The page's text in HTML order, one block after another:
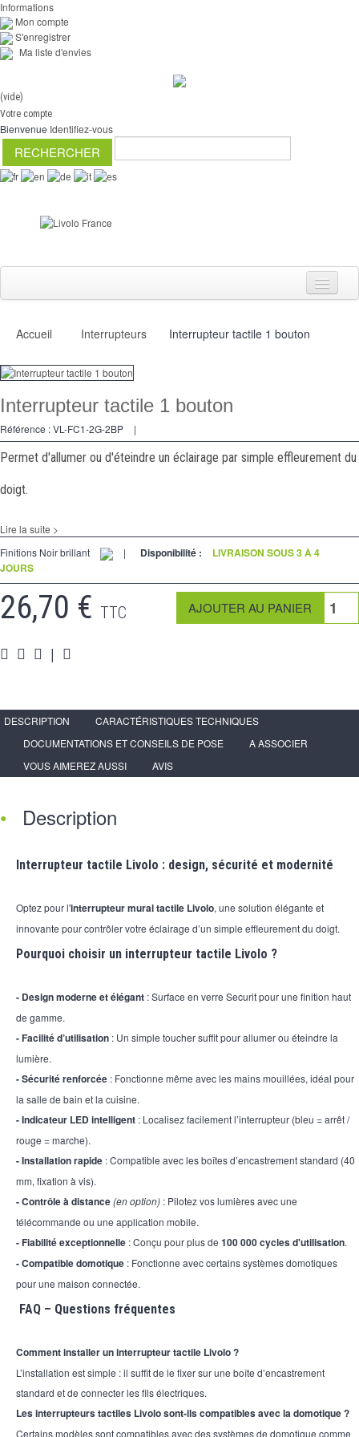
Informations
Mon compte
S'enregistrer
Ma liste d'envies
(vide)
Votre compte
Bienvenue Identifiez-vous
Interrupteurs
Variateurs
Va et Vients
Pièces
Supports
Espace Pro
Accueil Interrupteurs Interrupteur tactile 1 bouton
Interrupteur tactile 1 bouton
Référence :VL-FC1-2G-2BP |
Permet d'allumer ou d'éteindre un éclairage par simple effleurement du
doigt.
Lire la suite >
Finitions Noir brillant
| Disponibilité :
LIVRAISON SOUS 3 À 4
JOURS
26,70 € TTC
|
DESCRIPTION
CARACTÉRISTIQUES TECHNIQUES
DOCUMENTATIONS ET CONSEILS DE POSE
A ASSOCIER
VOUS AIMEREZ AUSSI
AVIS
Description
Interrupteur tactile Livolo : design, sécurité et modernité
Optez pour l'interrupteur mural tactile Livolo, une solution élégante et
innovante pour contrôler votre éclairage d’un simple effleurement du doigt.
Pourquoi choisir un interrupteur tactile Livolo ?
- Design moderne et élégant : Surface en verre Securit pour une finition haut
de gamme.
- Facilité d’utilisation : Un simple toucher suffit pour allumer ou éteindre la
lumière.
-Sécurité renforcée : Fonctionne même avec les mains mouillées, idéal pour
la salle de bain et la cuisine.
-Indicateur LED intelligent : Localisez facilement l’interrupteur (bleu = arrêt /
rouge = marche).
-Installation rapide : Compatible avec les boîtes d’encastrement standard (40
mm, fixation à vis).
-Contrôle à distance(en option) : Pilotez vos lumières avec une
télécommande ou une application mobile.
-Fiabilité exceptionnelle : Conçu pour plus de 100 000 cycles d'utilisation.
-Compatible domotique : Fonctionne avec certains systèmes domotiques
pour une maison connectée.
FAQ – Questions fréquentes
Comment installer un interrupteur tactile Livolo ?
L’installation est simple : il suffit de le fixer sur une boîte d’encastrement
standard et de connecter les fils électriques.
Les interrupteurs tactiles Livolo sont-ils compatibles avec la domotique ?
Certains modèles sont compatibles avec des systèmes de domotique comme